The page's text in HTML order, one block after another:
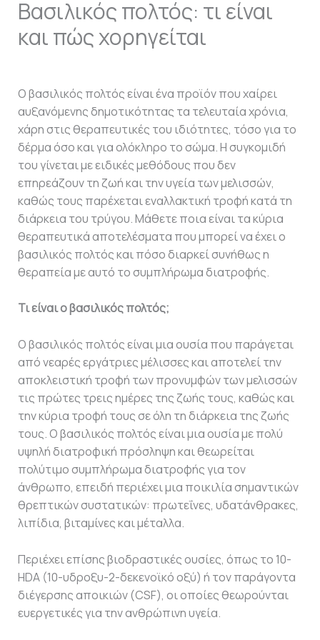
Βασιλικός πολτός: τι είναι
και πώς χορηγείται
Ο βασιλικός πολτός είναι ένα προϊόν που χαίρει
αυξανόμενης δημοτικότητας τα τελευταία χρόνια,
χάρη στις θεραπευτικές του ιδιότητες, τόσο για το
δέρμα όσο και για ολόκληρο το σώμα. Η συγκομιδή
του γίνεται με ειδικές μεθόδους που δεν
επηρεάζουν τη ζωή και την υγεία των μελισσών,
καθώς τους παρέχεται εναλλακτική τροφή κατά τη
διάρκεια του τρύγου. Μάθετε ποια είναι τα κύρια
θεραπευτικά αποτελέσματα που μπορεί να έχει ο
βασιλικός πολτός και πόσο διαρκεί συνήθως η
θεραπεία με αυτό το συμπλήρωμα διατροφής.
Τι είναι ο βασιλικός πολτός;
Ο βασιλικός πολτός είναι μια ουσία που παράγεται
από νεαρές εργάτριες μέλισσες και αποτελεί την
αποκλειστική τροφή των προνυμφών των μελισσών
τις πρώτες τρεις ημέρες της ζωής τους, καθώς και
την κύρια τροφή τους σε όλη τη διάρκεια της ζωής
τους. Ο βασιλικός πολτός είναι μια ουσία με πολύ
υψηλή διατροφική πρόσληψη και θεωρείται
πολύτιμο συμπλήρωμα διατροφής για τον
άνθρωπο, επειδή περιέχει μια ποικιλία σημαντικών
θρεπτικών συστατικών: πρωτεΐνες, υδατάνθρακες,
λιπίδια, βιταμίνες και μέταλλα.
Περιέχει επίσης βιοδραστικές ουσίες, όπως το 10-
HDA (10-υδροξυ-2-δεκενοϊκό οξύ) ή τον παράγοντα
διέγερσης αποικιών (CSF), οι οποίες θεωρούνται
ευεργετικές για την ανθρώπινη υγεία.